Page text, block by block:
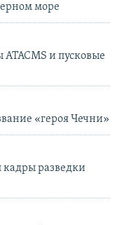
море
и пусковые
«героя Чечни»
кадры разведки